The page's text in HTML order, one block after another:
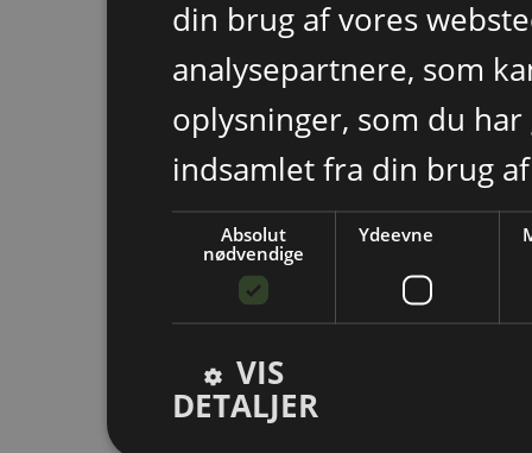
din brug af vores
analysepartnere, som
oplysninger, som du
indsamlet fra din brug
Absolut
nødvendige
Ydeevne
VIS
DETALJER